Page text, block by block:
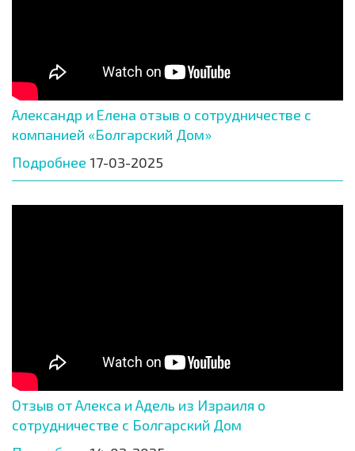
Александр и Елена отзыв о сотрудничестве с
компанией «Болгарский Дом»
Подробнее 17-03-2025
Отзыв от Алекса и Адель из Израиля о
сотрудничестве с Болгарский Дом